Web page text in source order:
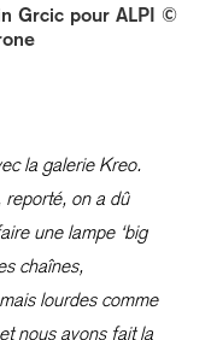
Grcic pour ALPI ©
la galerie Kreo.
reporté, on a dû
une lampe ‘big
chaînes,
lourdes comme
nous avons fait la